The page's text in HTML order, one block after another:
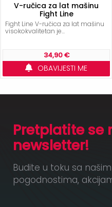
V-ručica za lat mašinu
Fight Line
Fight Line V-ručica za lat mašinu
visokokvalitetan je...
34,90 €
OBAVIJESTI ME
Pretplatite se
newsletter!
Budite u toku sa
pogodnostima,